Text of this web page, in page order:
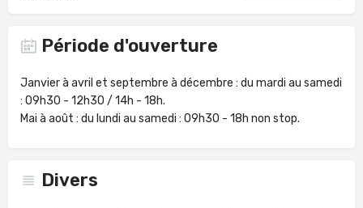
Période d'ouverture
Janvier à avril et septembre à décembre : du mardi au samedi
: 09h30 - 12h30 / 14h - 18h.
Mai à août : du lundi au samedi : 09h30 - 18h non stop.
Divers